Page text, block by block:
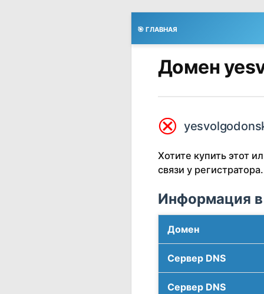
🎯 ГЛАВНАЯ
Домен
⮿
Хотите купить этот
связи у регистратора.
Информация в
Домен
Сервер DNS
Сервер DNS